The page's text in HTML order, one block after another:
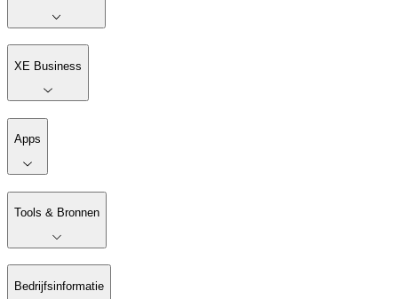
XE Business
Apps
Tools & Bronnen
Bedrijfsinformatie